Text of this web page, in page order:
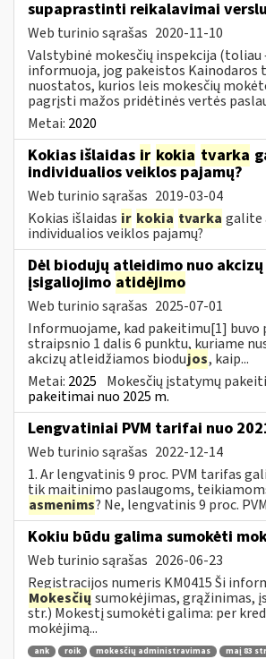
supaprastinti reikalavimai
Web turinio sąrašas 2020-11-10
Valstybinė mokesčių inspekcija (toliau
informuoja, jog pakeistos Kainodaros
nuostatos, kurios leis mokesčių
pagrįsti mažos pridėtinės vertės
Metai: 2020
Kokias išlaidas ir kokia tvarka
individualios veiklos pajamų?
Web turinio sąrašas 2019-03-04
Kokias išlaidas ir kokia tvarka galite
individualios veiklos pajamų?
Dėl biodujų atleidimo nuo
įsigaliojimo atidėjimo
Web turinio sąrašas 2025-07-01
Informuojame, kad pakeitimu[1] buvo
straipsnio 1 dalis 6 punktu, kuriame
akcizų atleidžiamos biodujos, kaip...
Metai: 2025 Mokesčių įstatymų
pakeitimai nuo 2025 m.
Lengvatiniai PVM tarifai nuo
Web turinio sąrašas 2022-12-14
1. Ar lengvatinis 9 proc. PVM tarifas
tik maitinimo paslaugoms,
asmenims? Ne, lengvatinis 9 proc.
Kokiu būdu galima sumokėti
Web turinio sąrašas 2026-06-23
Registracijos numeris KM0415 Ši
Mokesčių sumokėjimas, grąžinimas,
str.) Mokestį sumokėti galima: per
mokėjimą...
ank roik mokesčių administravimas
maį 83